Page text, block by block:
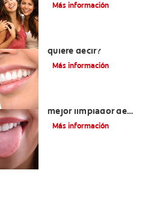
Más información
quiere decir?
Más información
mejor limpiador de
lengua
Más información